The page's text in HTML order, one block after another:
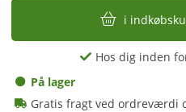
i
Hos dig inden
På lager
Gratis fragt ved ordreværdi